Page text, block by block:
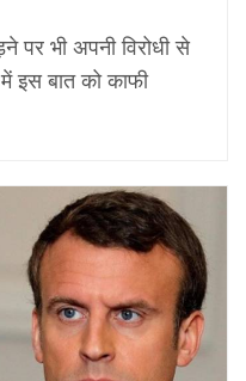
भी अपनी विरोधी से
इस बात को काफी